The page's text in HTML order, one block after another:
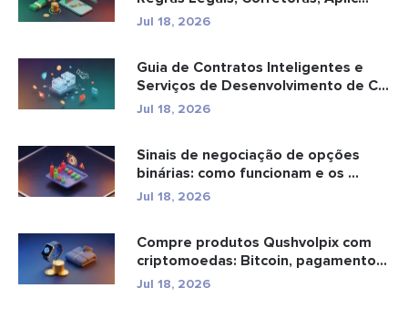
Jul 18, 2026
Guia de Contratos Inteligentes e
Serviços de Desenvolvimento de C...
Jul 18, 2026
Sinais de negociação de opções
binárias: como funcionam e os ...
Jul 18, 2026
Compre produtos Qushvolpix com
criptomoedas: Bitcoin, pagamentos
e...
Jul 18, 2026